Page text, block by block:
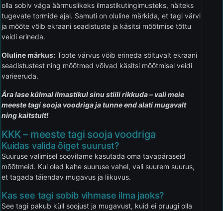
olla sobiv väga äärmuslikeks ilmastikutingimusteks, näiteks
tugevate tormide ajal. Samuti on oluline märkida, et tagi värvi
ja mõõte võib ekraani seadistuste ja käsitsi mõõtmise tõttu
veidi erineda.
Oluline märkus: Toote värvus võib erineda sõltuvalt ekraani
seadistustest ning mõõtmed võivad käsitsi mõõtmisel veidi
varieeruda.
Ära lase külmal ilmastikul sinu stiili rikkuda – vali meie
meeste tagi sooja voodriga ja tunne end alati mugavalt
ning kaitstult!
KKK – meeste tagi sooja voodriga
Kuidas valida õiget suurust?
Suuruse valimisel soovitame kasutada oma tavapäraseid
mõõtmeid. Kui oled kahe suuruse vahel, vali suurem suurus,
et tagada täiendav mugavus ja liikuvus.
Kas see tagi sobib vihmase ilma jaoks?
See tagi pakub küll soojust ja mugavust, kuid ei pruugi olla